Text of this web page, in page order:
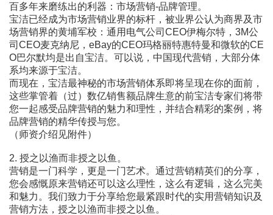
百多年来磨练出的利器：市场营销-品牌管理。
宝洁已经成为市场营销业界的标杆，被业界公认为商界及市
场营销界的黄埔军校：通用电气公司CEO伊梅尔特，3M公
司CEO麦克纳尼，eBay的CEO玛格丽特惠特曼和微软的CE
O巴尔默均是出自宝洁。可以说，中国现代营销，大部分体
系均来源于宝洁。
而现在，宝洁最神秘的市场营销体系即将呈现在你的面前，
这些掌管着（过）数亿销售额品牌生意的前宝洁专家们将带
您一起感受品牌营销的魅力和理性，并结合精彩的案例，将
品牌营销的精华传授与您。
（师资介绍见附件）
2. 授之以渔而非授之以鱼。
营销是一门科学，更是一门艺术。通过营销精英们的分享，
您会感慨原来营销还可以这么理性，这么有逻辑，这么完美
和魅力。我们致力于分享给您最紧跟时代的实用营销知识及
营销方法，授之以渔而非授之以鱼。